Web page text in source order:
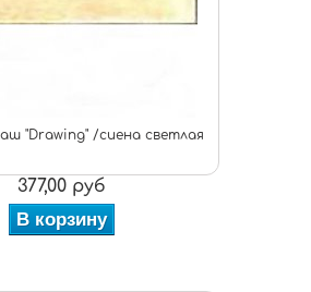
"Drawing" /сиена светлая
377,00 руб
В корзину